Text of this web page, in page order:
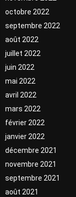
octobre 2022
septembre 2022
août 2022
juillet 2022
juin 2022
mai 2022
avril 2022
mars 2022
février 2022
janvier 2022
décembre 2021
novembre 2021
septembre 2021
août 2021